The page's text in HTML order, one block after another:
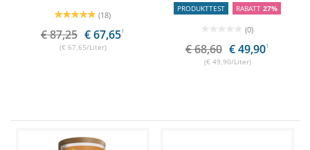
(18)
€ 87,25 € 67,651
(€ 67,65/Liter)
PRODUKTTEST
RABATT 27%
(0)
€ 68,60 € 49,901
(€ 49,90/Liter)